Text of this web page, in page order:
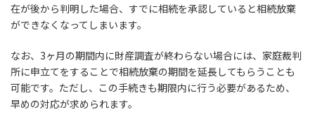
在が後から判明した場合、すでに相続を承認していると相続放棄
ができなくなってしまいます。
なお、3ヶ月の期間内に財産調査が終わらない場合には、家庭裁判
所に申立てをすることで相続放棄の期間を延長してもらうことも
可能です。ただし、この手続きも期限内に行う必要があるため、
早めの対応が求められます。